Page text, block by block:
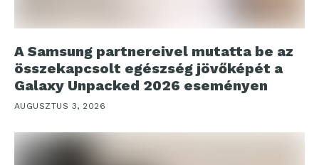
A Samsung partnereivel mutatta be az
összekapcsolt egészség jövőképét a
Galaxy Unpacked 2026 eseményen
AUGUSZTUS 3, 2026